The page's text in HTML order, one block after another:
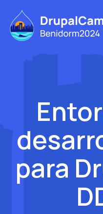
main
content
para